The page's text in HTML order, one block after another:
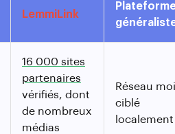
LemmiLink
16 000 sites
partenaires
vérifiés, dont
de nombreux
médias
Réseau
ciblé
localement